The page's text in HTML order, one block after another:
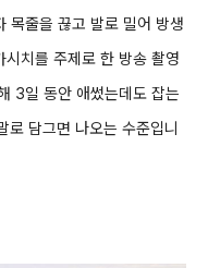
목줄을 끊고 발로 밀어 방생
치를 주제로 한 방송 촬영
3일 동안 애썼는데도 잡는
로 담그면 나오는 수준입니